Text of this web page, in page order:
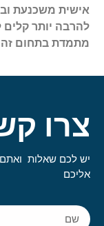
אישית משכנעת
להרבה יותר
מתמדת בתחום
צרו
יש לכם שאלות ואתם
אליכם